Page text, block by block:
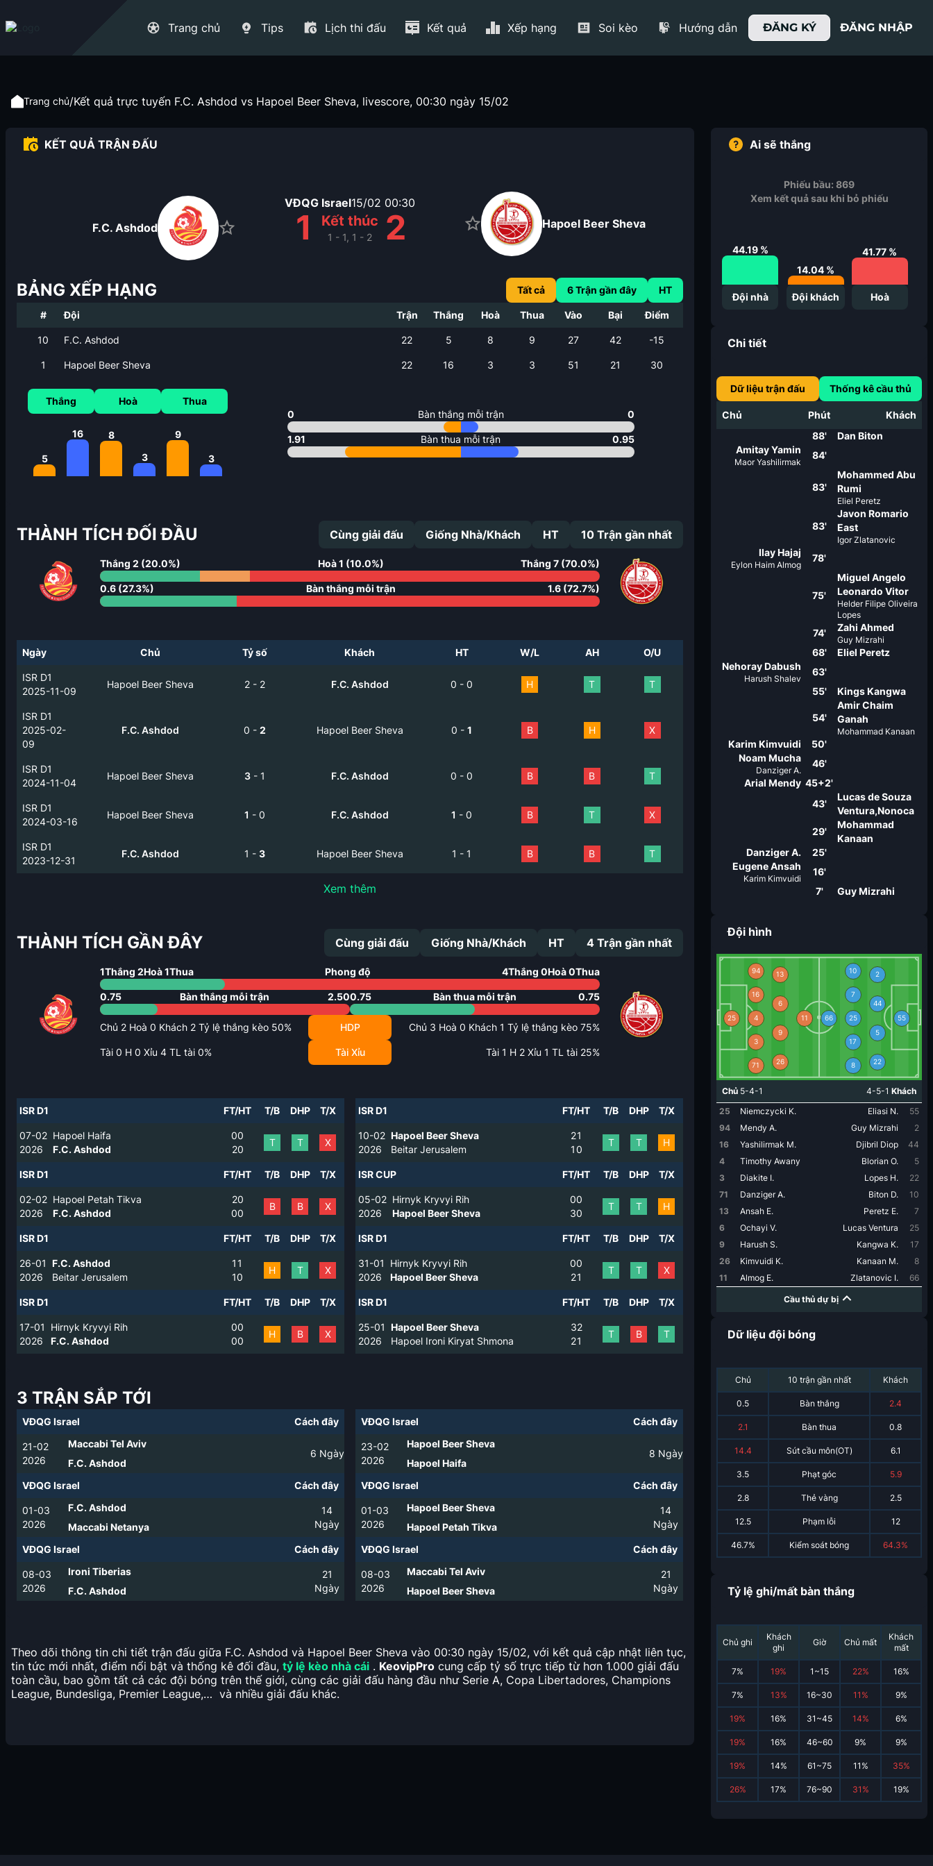
Trang chủ Tips Lịch thi đấu Kết quả Xếp hạng Soi kèo Hướng dẫn ĐĂNG KÝ ĐĂNG NHẬP
Trang chủ/Kết quả trực tuyến F.C. Ashdod vs Hapoel Beer Sheva, livescore, 00:30 ngày 15/02
KẾT QUẢ TRẬN ĐẤU
VĐQG Israel15/02 00:30
F.C. Ashdod
1 Kết thúc
1 - 1, 1 - 2 2 Hapoel Beer Sheva
BẢNG XẾP HẠNG Tất cả 6Trận gần đây HT
# Đội Trận Thắng Hoà Thua Vào Bại Điểm
10 F.C. Ashdod 22 5 8 9 27 42 -15
1 Hapoel Beer Sheva 22 16 3 3 51 21 30
Thắng
5
16
Hoà
8
3
Thua
9
3
0 Bàn thắng mỗi trận 0
1.91 Bàn thua mỗi trận 0.95
THÀNH TÍCH ĐỐI ĐẦU Cùng giải đấu Giống Nhà/Khách HT 10 Trận gần nhất
Thắng 2 (20.0%) Hoà 1 (10.0%) Thắng 7 (70.0%)
0.6 (27.3%) Bàn thắng mỗi trận 1.6 (72.7%)
Ngày Chủ Tỷ số Khách HT W/L AH O/U
ISR D1
2025-11-09
Hapoel Beer Sheva 2 - 2 F.C. Ashdod 0 - 0 H T T
ISR D1
2025-02-
09
F.C. Ashdod 0 - 2 Hapoel Beer Sheva 0 - 1 B H X
ISR D1
2024-11-04
Hapoel Beer Sheva 3 - 1 F.C. Ashdod 0 - 0 B B T
ISR D1
2024-03-16
Hapoel Beer Sheva 1 - 0 F.C. Ashdod 1 - 0 B T X
ISR D1
2023-12-31
F.C. Ashdod 1 - 3 Hapoel Beer Sheva 1 - 1 B B T
Xem thêm
THÀNH TÍCH GẦN ĐÂY Cùng giải đấu Giống Nhà/Khách HT 4 Trận gần nhất
1Thắng 2Hoà1Thua Phong độ 4Thắng 0Hoà0Thua
0.75 Bàn thắng mỗi trận 2.500.75 Bàn thua mỗi trận 0.75
Chủ 2 Hoà 0 Khách 2 Tỷ lệ thắng kèo 50% HDP Chủ 3 Hoà 0 Khách 1 Tỷ lệ thắng kèo 75%
Tài 0 H 0 Xỉu 4 TL tài 0% Tài Xỉu Tài 1 H 2 Xỉu 1 TL tài 25%
ISR D1 FT/HT T/B DHP T/X
07-02
2026
Hapoel Haifa
F.C. Ashdod
0
2
0
0
T T X
ISR D1 FT/HT T/B DHP T/X
02-02
2026
Hapoel Petah Tikva
F.C. Ashdod
2
0
0
0
B B X
ISR D1 FT/HT T/B DHP T/X
26-01
2026
F.C. Ashdod
Beitar Jerusalem
1
1
1
0
H T X
ISR D1 FT/HT T/B DHP T/X
17-01
2026
Hirnyk Kryvyi Rih
F.C. Ashdod
0
0
0
0
H B X
ISR D1 FT/HT T/B DHP T/X
10-02
2026
Hapoel Beer Sheva
Beitar Jerusalem
2
1
1
0
T T H
ISR CUP FT/HT T/B DHP T/X
05-02
2026
Hirnyk Kryvyi Rih
Hapoel Beer Sheva
0
3
0
0
T T H
ISR D1 FT/HT T/B DHP T/X
31-01
2026
Hirnyk Kryvyi Rih
Hapoel Beer Sheva
0
2
0
1
T T X
ISR D1 FT/HT T/B DHP T/X
25-01
2026
Hapoel Beer Sheva
Hapoel Ironi Kiryat Shmona
3
2
2
1
T B T
3 TRẬN SẮP TỚI
VĐQG Israel Cách đây
21-02
2026
Maccabi Tel Aviv
F.C. Ashdod
6 Ngày
VĐQG Israel Cách đây
01-03
2026
F.C. Ashdod
Maccabi Netanya
14
Ngày
VĐQG Israel Cách đây
08-03
2026
Ironi Tiberias
F.C. Ashdod
21
Ngày
VĐQG Israel Cách đây
23-02
2026
Hapoel Beer Sheva
Hapoel Haifa
8 Ngày
VĐQG Israel Cách đây
01-03
2026
Hapoel Beer Sheva
Hapoel Petah Tikva
14
Ngày
VĐQG Israel Cách đây
08-03
2026
Maccabi Tel Aviv
Hapoel Beer Sheva
21
Ngày
Theo dõi thông tin chi tiết trận đấu giữa F.C. Ashdod và Hapoel Beer Sheva vào 00:30 ngày 15/02, với kết quả cập nhật liên tục,
tin tức mới nhất, điểm nổi bật và thống kê đối đầu, tỷ lệ kèo nhà cái . KeovipPro cung cấp tỷ số trực tiếp từ hơn 1.000 giải đấu
toàn cầu, bao gồm tất cả các đội bóng trên thế giới, cùng các giải đấu hàng đầu như Serie A, Copa Libertadores, Champions
League, Bundesliga, Premier League,… và nhiều giải đấu khác.
Ai sẽ thắng
Phiếu bầu: 869
Xem kết quả sau khi bỏ phiếu
44.19%
Đội nhà
14.04 %
Đội khách
41.77 %
Hoà
Chi tiết
Dữ liệu trận đấu Thống kê cầu thủ
Chủ Phút
Khách
88'
Dan Biton
Amitay Yamin
Maor Yashilirmak
84'
83'
Mohammed Abu
Rumi
Eliel Peretz
83'
Javon Romario
East
Igor Zlatanovic
Ilay Hajaj
Eylon Haim Almog
78'
75'
Miguel Angelo
Leonardo Vitor
Helder Filipe Oliveira
Lopes
74' Zahi Ahmed
Guy Mizrahi
68'
Eliel Peretz
Nehoray Dabush
Harush Shalev
63'
55'
Kings Kangwa
54'
Amir Chaim
Ganah
Mohammad Kanaan
Karim Kimvuidi
50'
Noam Mucha
Danziger A.
46'
Arial Mendy 45+2'
43'
Lucas de Souza
Ventura,Nonoca
29'
Mohammad
Kanaan
Danziger A.
25'
Eugene Ansah
Karim Kimvuidi
16'
7'
Guy Mizrahi
Đội hình
25
94
16
4
3
71
13
6
9
26
11 66
10
7
25
17
8
2
44
5
22
55
Chủ 5-4-1 4-5-1 Khách
25
Niemczycki K. Eliasi N.
55
94
Mendy A. Guy Mizrahi
2
16
Yashilirmak M. Djibril Diop
44
4
Timothy Awany Blorian O.
5
3
Diakite I. Lopes H.
22
71
Danziger A. Biton D.
10
13
Ansah E. Peretz E.
7
6
Ochayi V. Lucas Ventura
25
9
Harush S. Kangwa K.
17
26
Kimvuidi K. Kanaan M.
8
11
Almog E. Zlatanovic I. 66
Cầu thủ dự bị
Dữ liệu đội bóng
Chủ 10 trận gần nhất Khách
0.5 Bàn thắng 2.4
2.1 Bàn thua 0.8
14.4 Sút cầu môn(OT) 6.1
3.5 Phạt góc 5.9
2.8 Thẻ vàng 2.5
12.5 Phạm lỗi 12
46.7% Kiểm soát bóng 64.3%
Tỷ lệ ghi/mất bàn thắng
Chủ ghi
Khách
ghi
Giờ Chủ mất
Khách
mất
7% 19% 1~15 22% 16%
7% 13% 16~30 11 % 9%
19% 16% 31~45 14% 6%
19% 16% 46~60 9% 9%
19% 14% 61~75 11 % 35%
26% 17% 76~90 31 % 19%